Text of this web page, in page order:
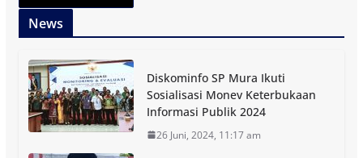
News
Diskominfo SP Mura Ikuti
Sosialisasi Monev Keterbukaan
Informasi Publik 2024
26 Juni, 2024, 11:17 am